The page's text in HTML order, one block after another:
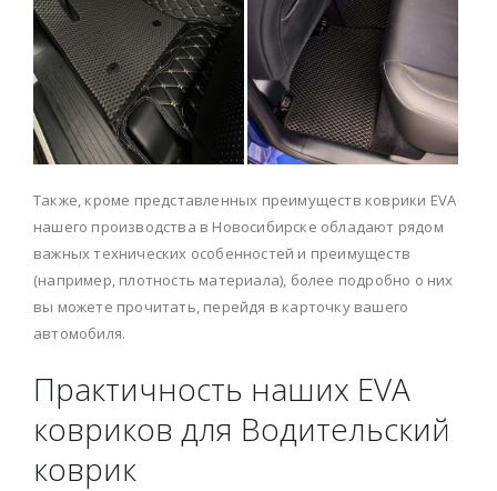
Также, кроме представленных преимуществ коврики EVA
нашего производства в Новосибирске обладают рядом
важных технических особенностей и преимуществ
(например, плотность материала), более подробно о них
вы можете прочитать, перейдя в карточку вашего
автомобиля.
Практичность наших EVA
ковриков для Водительский
коврик